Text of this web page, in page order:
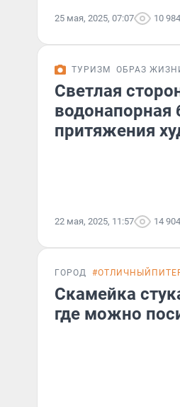
25 мая, 2025, 07:07 10 984
ТУРИЗМ ОБРАЗ
Светлая
водонапорная
притяжения
22 мая, 2025, 11:57 14 904
ГОРОД
Скамейка
где можно